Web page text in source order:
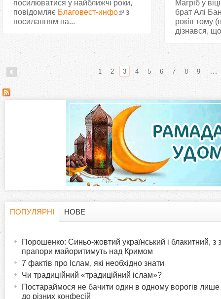
посилюватися у найближчі роки,
повідомляє Благовест-инфо
з
посиланням на...
Магріб у
брат Алі
років тому
дізнався,
С
1 2 3 4 5 6 7 8 9 …
ПОПУЛЯРНІ
НОВЕ
Порошенко: Синьо-жовтий український і блакитний, з
прапори майоритимуть над Кримом
7 фактів про Іслам, які необхідно знати
Чи традиційний «традиційний іслам»?
Постараймося не бачити один в одному ворогів лише
до різних конфесій